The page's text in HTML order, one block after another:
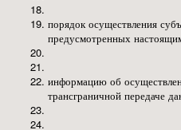
порядок осуществления
предусмотренных
информацию об
трансграничной передаче
ОСТАЛИСЬ
ВОПРОСЫ?